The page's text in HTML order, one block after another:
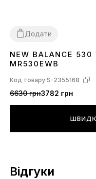
Додати
3637 3839404142 4344
NEW BALANCE 530
MR530EWB
Код товару:S-2355168
6630 грн3782 грн
Відгуки